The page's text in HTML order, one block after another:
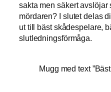
sakta men säkert avslöjar
mördaren? I slutet delas
ut till bäst skådespelare,
slutledningsförmåga.
Mugg med text